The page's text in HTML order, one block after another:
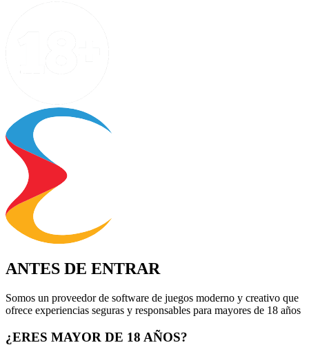
ANTES DE ENTRAR
Somos un proveedor de software de juegos moderno y creativo que
ofrece experiencias seguras y responsables para mayores de 18 años
¿ERES MAYOR DE 18 AÑOS?